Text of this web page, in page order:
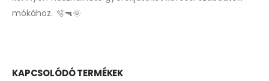
mókához. 🫧🔫🌞
KAPCSOLÓDÓ TERMÉKEK